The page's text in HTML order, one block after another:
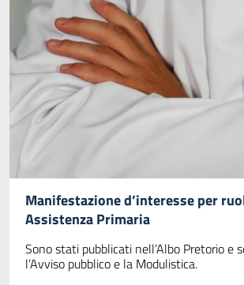
Manifestazione d’interesse per
Assistenza Primaria
Sono stati pubblicati nell’Albo Pretorio e
l’Avviso pubblico e la Modulistica.